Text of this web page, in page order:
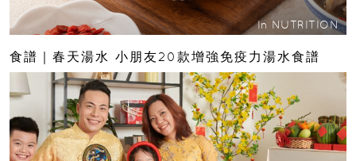
In NUTRITION
食譜｜春天湯水 小朋友20款增強免疫力湯水食譜